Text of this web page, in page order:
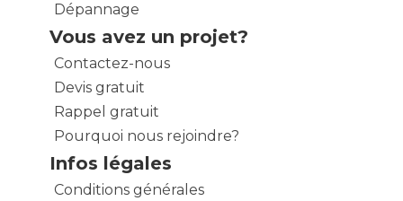
Dépannage
Vous avez un projet?
Contactez-nous
Devis gratuit
Rappel gratuit
Pourquoi nous rejoindre?
Infos légales
Conditions générales